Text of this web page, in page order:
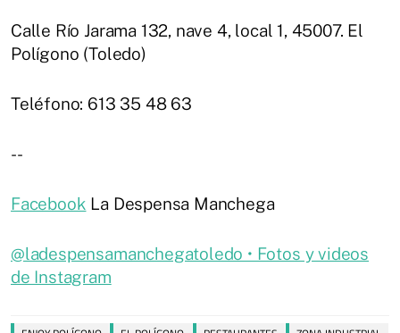
Calle Río Jarama 132, nave 4, local 1, 45007. El
Polígono (Toledo)
Teléfono: 613 35 48 63
--
Facebook La Despensa Manchega
@ladespensamanchegatoledo • Fotos y videos
de Instagram